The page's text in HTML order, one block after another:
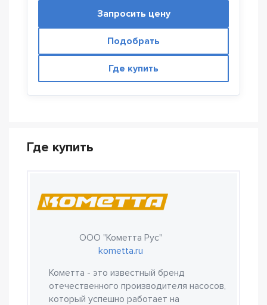
Запросить цену
Подобрать
Где купить
Где купить
ООО "Кометта Рус"
kometta.ru
Кометта - это известный бренд
отечественного производителя насосов,
который успешно работает на